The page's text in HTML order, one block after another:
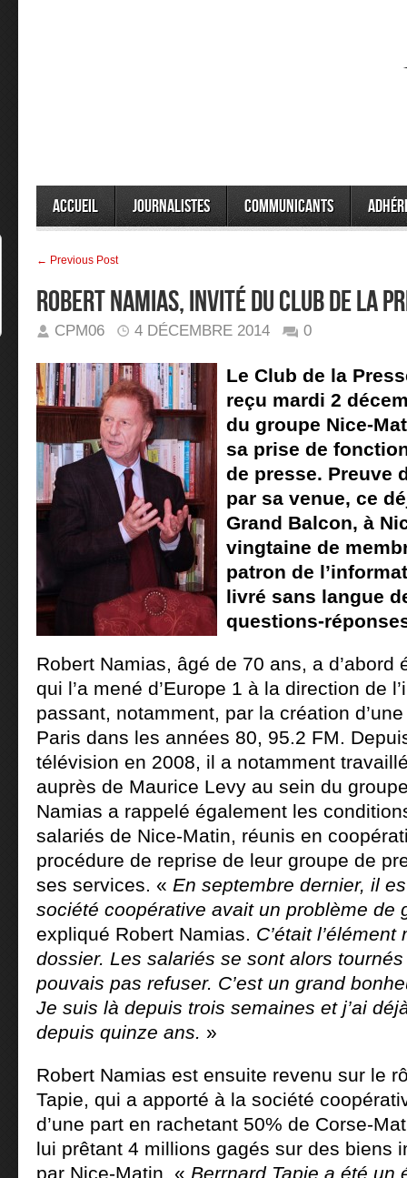
Accueil Journalistes Communicants
← Previous Post
ROBERT NAMIAS, INVITÉ DU CLUB DE LA
CPM06 4 DÉCEMBRE 2014 0
Le Club de la
reçu mardi 2
du groupe Nice-
sa prise de
de presse. Preuve
par sa venue, ce
Grand Balcon, à
vingtaine de
patron de
livré sans langue
questions-
Robert Namias, âgé de 70 ans, a d’abord
qui l’a mené d’Europe 1 à la direction de
passant, notamment, par la création
Paris dans les années 80, 95.2 FM.
télévision en 2008, il a notamment
auprès de Maurice Levy au sein du
Namias a rappelé également les
salariés de Nice-Matin, réunis en
procédure de reprise de leur groupe de
ses services. « En septembre dernier, il
société coopérative avait un problème de
expliqué Robert Namias. C’était
dossier. Les salariés se sont alors
pouvais pas refuser. C’est un grand
Je suis là depuis trois semaines et j’ai
depuis quinze ans. »
Robert Namias est ensuite revenu sur le
Tapie, qui a apporté à la société
d’une part en rachetant 50% de Corse-
lui prêtant 4 millions gagés sur des biens
par Nice-Matin. « Berrnard Tapie a été un